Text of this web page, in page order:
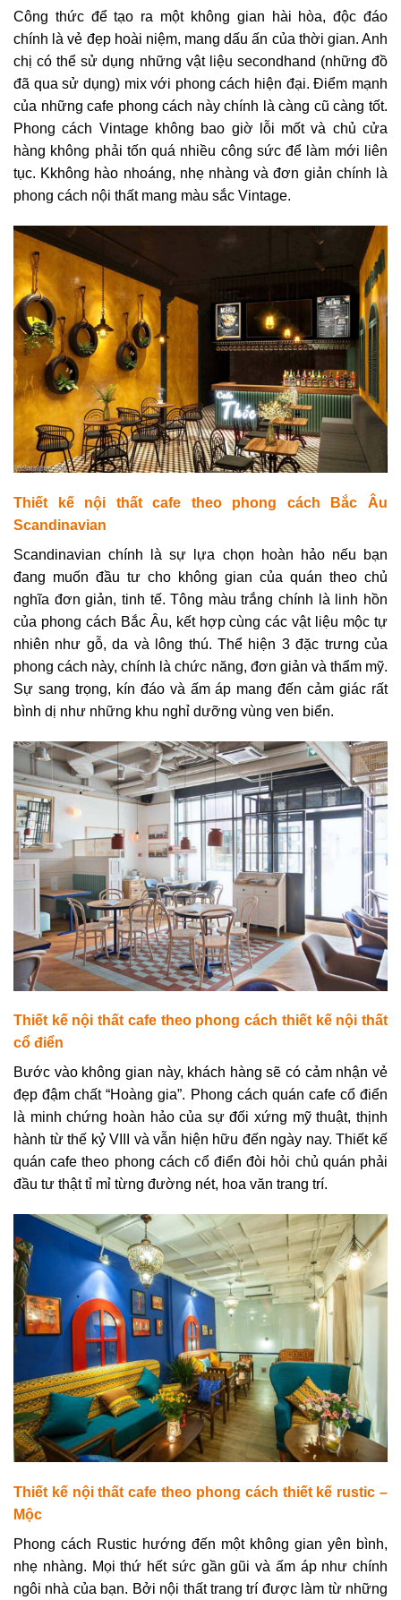
Công thức để tạo ra một không gian hài hòa, độc đáo
chính là vẻ đẹp hoài niệm, mang dấu ấn của thời gian. Anh
chị có thể sử dụng những vật liệu secondhand (những đồ
đã qua sử dụng) mix với phong cách hiện đại.Điểm mạnh
của những cafe phong cách này chính là càng cũ càng tốt.
Phong cách Vintage không bao giờ lỗi mốt và chủ cửa
hàng không phải tốn quá nhiều công sức để làm mới liên
tục. Kkhông hào nhoáng, nhẹ nhàng và đơn giản chính là
phong cách nội thất mang màu sắc Vintage.
Thiết kế nội thất cafe theo phong cách Bắc Âu
Scandinavian
Scandinavian chính là sự lựa chọn hoàn hảo nếu bạn
đang muốn đầu tư cho không gian của quán theo chủ
nghĩa đơn giản, tinh tế. Tông màu trắng chính là linh hồn
của phong cách Bắc Âu, kết hợp cùng các vật liệu mộc tự
nhiên như gỗ, da và lông thú. Thể hiện 3 đặc trưng của
phong cách này, chính là chức năng, đơn giản và thẩm mỹ.
Sự sang trọng, kín đáo và ấm áp mang đến cảm giác rất
bình dị như những khu nghỉ dưỡng vùng ven biển.
Thiết kế nội thất cafe theo phong cách thiết kế nội thất
cổ điển
Bước vào không gian này, khách hàng sẽ có cảm nhận vẻ
đẹp đậm chất “Hoàng gia”. Phong cách quán cafe cổ điển
là minh chứng hoàn hảo của sự đối xứng mỹ thuật, thịnh
hành từ thế kỷ VIII và vẫn hiện hữu đến ngày nay. Thiết kế
quán cafe theo phong cách cổ điển đòi hỏi chủ quán phải
đầu tư thật tỉ mỉ từng đường nét, hoa văn trang trí.
Thiết kế nội thất cafe theo phong cách thiết kế rustic –
Mộc
Phong cách Rustic hướng đến một không gian yên bình,
nhẹ nhàng. Mọi thứ hết sức gần gũi và ấm áp như chính
ngôi nhà của bạn. Bởi nội thất trang trí được làm từ những